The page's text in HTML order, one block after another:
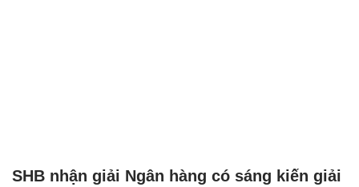
SHB nhận giải Ngân hàng có sáng kiến giải